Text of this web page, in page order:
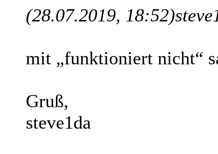
(28.07.2019, 18:52)
mit „funktioniert nicht“
Gruß,
steve1da